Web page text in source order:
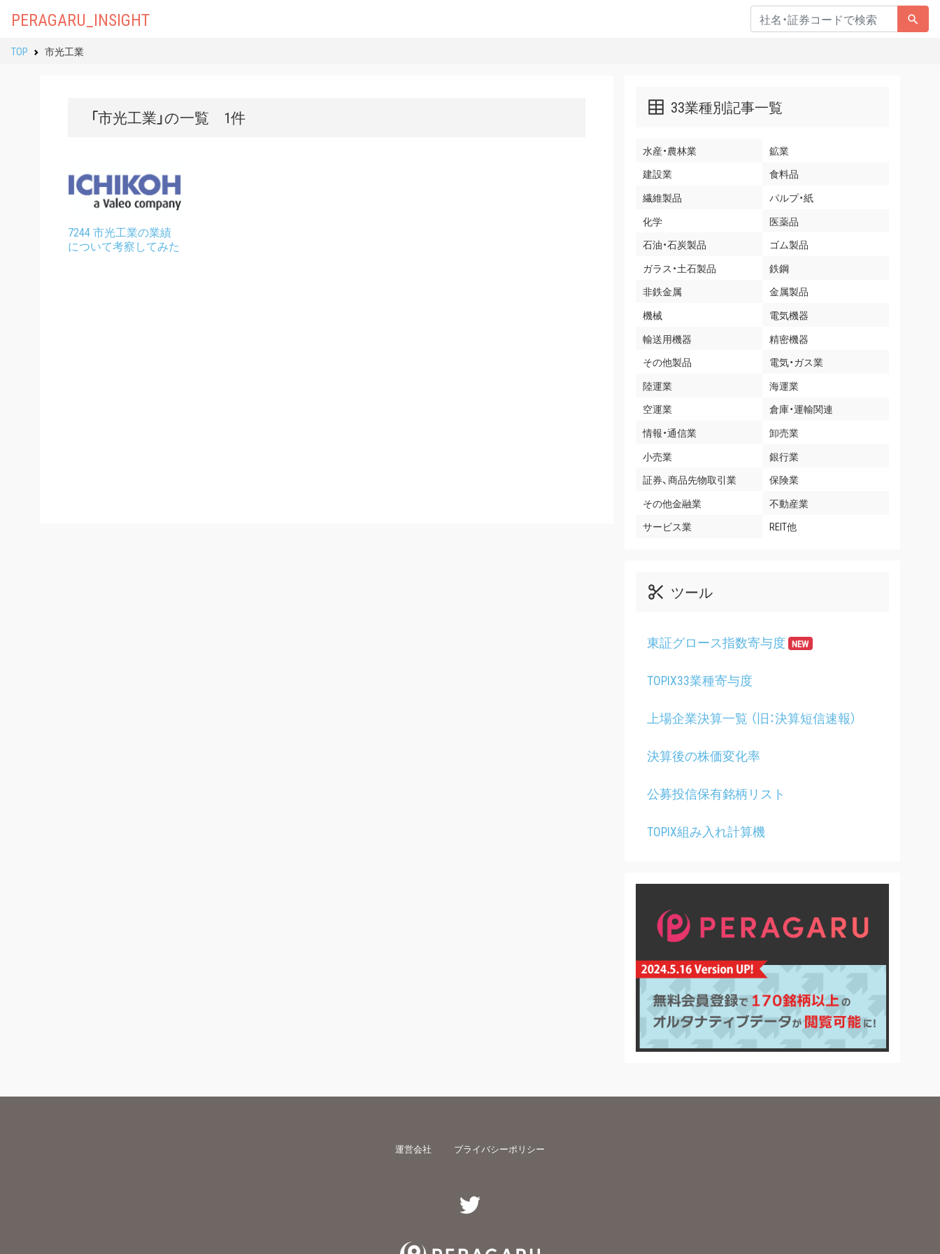
PERAGARU_INSIGHT
TOP 市光工業
「市光工業」の一覧 1件
7244 市光工業の業績
について考察してみた
33業種別記事一覧
水産・農林業
鉱業
建設業
食料品
繊維製品
パルプ・紙
化学
医薬品
石油・石炭製品
ゴム製品
ガラス・土石製品
鉄鋼
非鉄金属
金属製品
機械
電気機器
輸送用機器
精密機器
その他製品
電気・ガス業
陸運業
海運業
空運業
倉庫・運輸関連
情報・通信業
卸売業
小売業
銀行業
証券、商品先物取引業
保険業
その他金融業
不動産業
サービス業
REIT他
ツール
東証グロース指数寄与度 NEW
TOPIX33業種寄与度
上場企業決算一覧 （旧：決算短信速報）
決算後の株価変化率
公募投信保有銘柄リスト
TOPIX組み入れ計算機
運営会社 プライバシーポリシー